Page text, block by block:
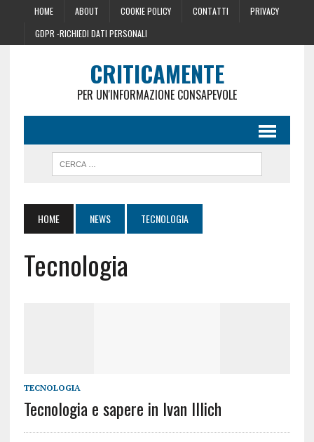
HOME ABOUT COOKIE POLICY CONTATTI
PRIVACY
GDPR -RICHIEDI DATI PERSONALI
CRITICAMENTE
PER UN'INFORMAZIONE CONSAPEVOLE
HOME NEWS TECNOLOGIA
Tecnologia
TECNOLOGIA
Tecnologia e sapere in Ivan Illich